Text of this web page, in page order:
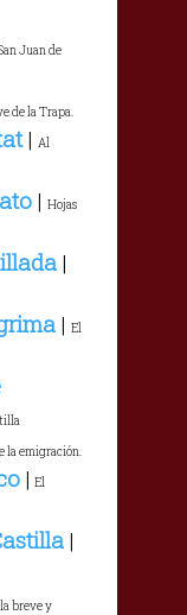
Juan de
de la Trapa.
| Al
| Hojas
|
| El
la emigración.
| El
|
breve y